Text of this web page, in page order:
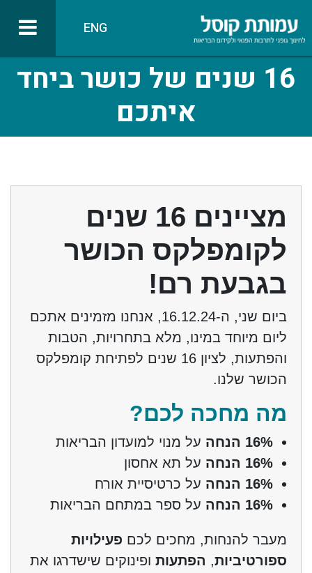
ENG
16 שנים של כושר ביחד
איתכם
מציינים 16 שנים
לקומפלקס הכושר
בגבעת רם!
ביום שני, ה-16.12.24, אנחנו מזמינים אתכם
ליום מיוחד במינו, מלא בתחרויות, הטבות
והפתעות, לציון 16 שנים לפתיחת קומפלקס
הכושר שלנו.
מה מחכה לכם?
16% הנחה
על מנוי למועדון הבריאות
16% הנחה
על תא אחסון
16% הנחה
על כרטיסיית אורח
16% הנחה
על ספר במתחם הבריאות
מעבר להנחות, מחכים לכם פעילויות
ספורטיביות, הפתעות ופינוקים שישדרגו את